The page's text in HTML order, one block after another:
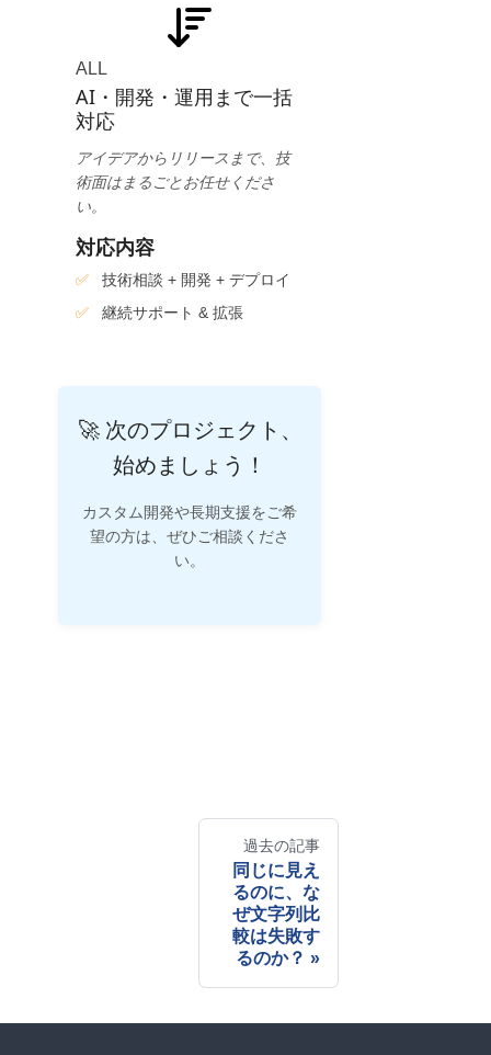
ALL
AI・開発・運用まで一括
対応
アイデアからリリースまで、技
術面はまるごとお任せくださ
い。
対応内容
技術相談 + 開発 + デプロイ
継続サポート & 拡張
🚀 次のプロジェクト、
始めましょう！
カスタム開発や長期支援をご希
望の方は、ぜひご相談くださ
い。
過去の記事
同じに見え
るのに、な
ぜ文字列比
較は失敗す
るのか？